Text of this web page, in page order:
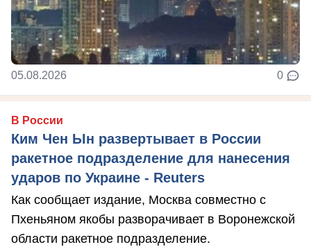
05.08.2026 0
В России
Ким Чен Ын развертывает в России
ракетное подразделение для нанесения
ударов по Украине - Reuters
Как сообщает издание, Москва совместно с
Пхеньяном якобы разворачивает в Воронежской
области ракетное подразделение.